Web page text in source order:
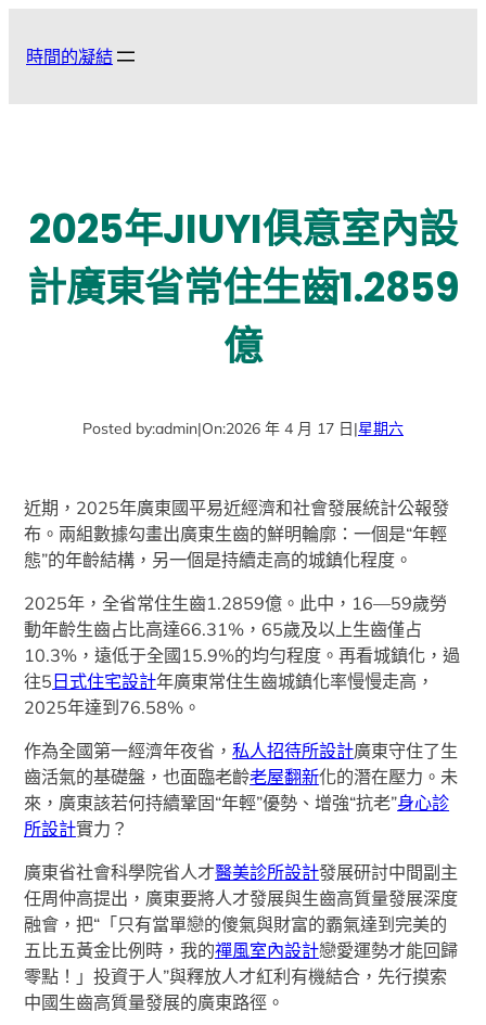
時間的凝結
2025年JIUYI俱意室內設
計廣東省常住生齒1.2859
億
Posted by:admin|On:2026 年 4 月 17 日|星期六
近期，2025年廣東國平易近經濟和社會發展統計公報發
布。兩組數據勾畫出廣東生齒的鮮明輪廓：一個是“年輕
態”的年齡結構，另一個是持續走高的城鎮化程度。
2025年，全省常住生齒1.2859億。此中，16—59歲勞
動年齡生齒占比高達66.31%，65歲及以上生齒僅占
10.3%，遠低于全國15.9%的均勻程度。再看城鎮化，過
往5 日式住宅設計年廣東常住生齒城鎮化率慢慢走高，
2025年達到76.58%。
作為全國第一經濟年夜省，私人招待所設計廣東守住了生
齒活氣的基礎盤，也面臨老齡老屋翻新化的潛在壓力。未
來，廣東該若何持續鞏固“年輕”優勢、增強“抗老”身心診
所設計實力？
廣東省社會科學院省人才醫美診所設計發展研討中間副主
任周仲高提出，廣東要將人才發展與生齒高質量發展深度
融會，把“「只有當單戀的傻氣與財富的霸氣達到完美的
五比五黃金比例時，我的禪風室內設計戀愛運勢才能回歸
零點！」投資于人”與釋放人才紅利有機結合，先行摸索
中國生齒高質量發展的廣東路徑。